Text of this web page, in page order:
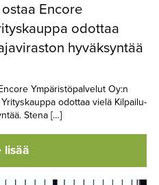
Encore
odottaa
hyväksyntää
Ympäristöpalvelut Oy:n
odottaa vielä Kilpailu-
Stena […]
lisää